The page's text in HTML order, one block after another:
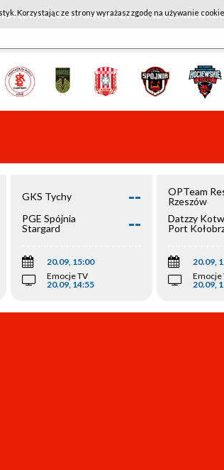
WROCŁAW - KSK QEMETICA NOTEĆ
GKS Tychy --
PGE Spójnia
Stargard
--
20.09, 15:00
Emocje TV
20.09, 14:55
OPTeam
Rzeszów
Datzzy
Port
20.09,
Emocje
20.09,
Korzystając ze strony wyrażasz zgodę na używanie